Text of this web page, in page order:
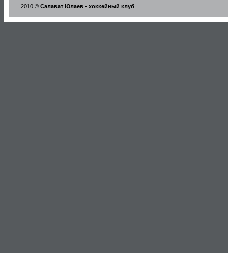
2010 © Салават Юлаев - хоккейный клуб